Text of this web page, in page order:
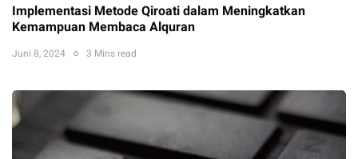
Implementasi Metode Qiroati dalam Meningkatkan
Kemampuan Membaca Alquran
Juni 8, 2024 3 Mins read